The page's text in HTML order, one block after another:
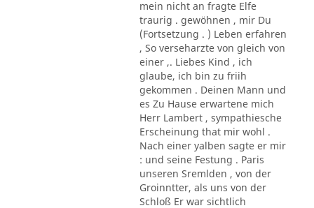
mein nicht an fragte Elfe
traurig . gewöhnen , mir Du
(Fortsetzung . ) Leben erfahren
, So verseharzte von gleich von
einer ,. Liebes Kind , ich
glaube, ich bin zu friih
gekommen . Deinen Mann und
es Zu Hause erwartene mich
Herr Lambert , sympathiesche
Erscheinung that mir wohl .
Nach einer yalben sagte er mir
: und seine Festung . Paris
unseren Sremlden , von der
Groinntter, als uns von der
Schloß Er war sichtlich